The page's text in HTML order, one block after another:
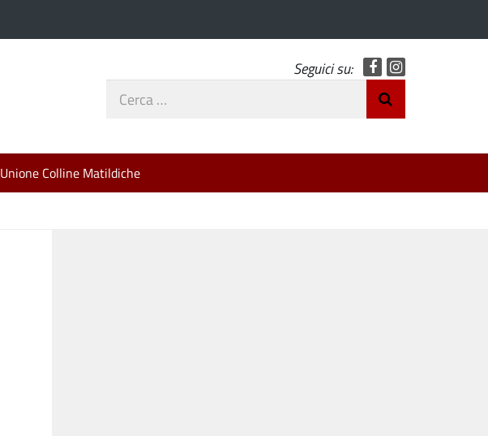
Seguici su: Facebook
Cerca
Unione Colline Matildiche